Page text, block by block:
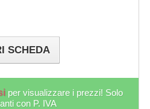
SCHEDA
per visualizzare i prezzi! Solo
con P. IVA